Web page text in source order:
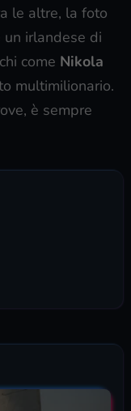
le altre, la foto
un irlandese di
come Nikola
multimilionario.
è sempre